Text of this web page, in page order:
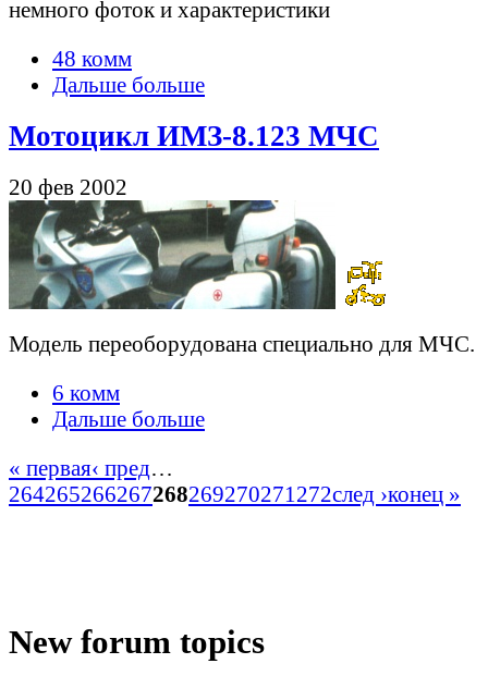
немного фоток и характеристики
48 комм
Дальше больше
Мотоцикл ИМЗ-8.123 МЧС
20 фев 2002
Модель переоборудована специально для МЧС.
6 комм
Дальше больше
« первая‹ пред…
264265266267268269270271 272след ›конец »
New forum topics